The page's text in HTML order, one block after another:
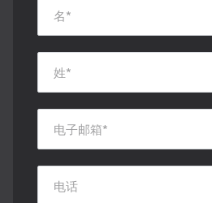
名*
姓*
电子邮箱*
电话